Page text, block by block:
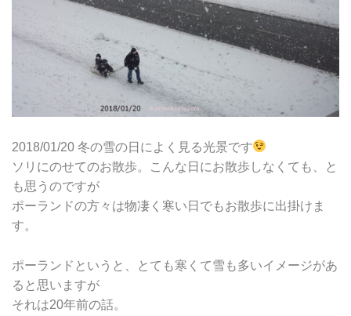
2018/01/20 冬の雪の日によく見る光景です
ソリにのせてのお散歩。こんな日にお散歩しなくても、と
も思うのですが
ポーランドの方々は物凄く寒い日でもお散歩に出掛けま
す。
ポーランドというと、とても寒くて雪も多いイメージがあ
ると思いますが
それは20年前の話。